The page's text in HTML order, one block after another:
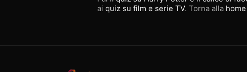
ai quiz su film e serie TV. Torna alla